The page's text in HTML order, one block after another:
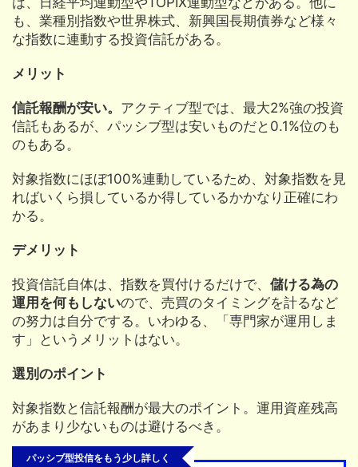
も、業種別指数や世界株式、新興国長期債券など様々
な指数に連動する投資信託がある。
メリット
信託報酬が安い。 アクティブ型では、最大2%強の投資
信託もあるが、パッシブ型は安いものだと0.1%位のも
のもある。
対象指数にほぼ100%連動しているため、対象指数を見
ればいくら損しているか得しているかかなり正確にわ
かる。
デメリット
投資信託自体は、指数を買付けるだけで、 儲ける為の
運用を何もしないので、売買のタイミングを計るなど
の努力は自分でする。いわゆる、「専門家が運用しま
す」というメリットはない。
選別のポイント
対象指数と信託報酬が最大のポイント。運用資産残高
があまり少ないものは避けるべき。
パッシブ型投信をもう少し詳しく